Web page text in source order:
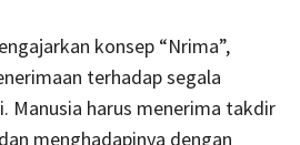
konsep “Nrima”,
terhadap segala
Manusia harus menerima takdir
menghadapinya dengan